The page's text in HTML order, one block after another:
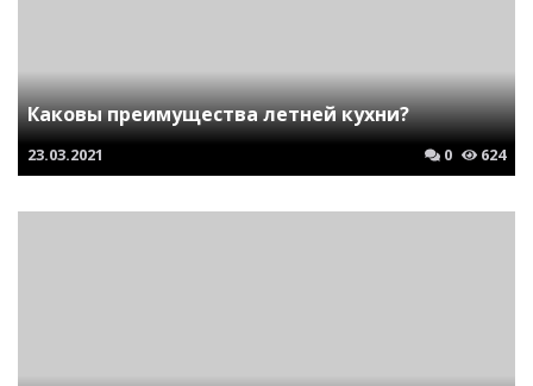
Каковы преимущества летней кухни?
23.03.2021 0 624